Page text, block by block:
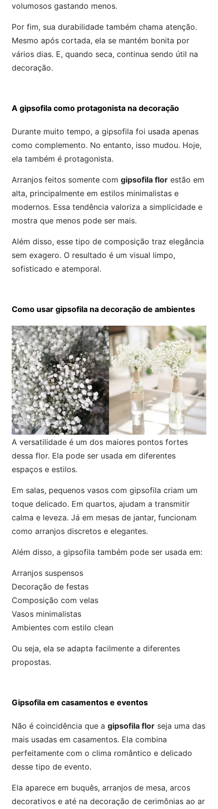
volumosos gastando menos.
Por fim, sua durabilidade também chama atenção.
Mesmo após cortada, ela se mantém bonita por
vários dias. E, quando seca, continua sendo útil na
decoração.
A gipsofila como protagonista na decoração
Durante muito tempo, a gipsofila foi usada apenas
como complemento. No entanto, isso mudou. Hoje,
ela também é protagonista.
Arranjos feitos somente com gipsofila flor estão em
alta, principalmente em estilos minimalistas e
modernos. Essa tendência valoriza a simplicidade e
mostra que menos pode ser mais.
Além disso, esse tipo de composição traz elegância
sem exagero. O resultado é um visual limpo,
sofisticado e atemporal.
Como usar gipsofila na decoração de ambientes
A versatilidade é um dos maiores pontos fortes
dessa flor. Ela pode ser usada em diferentes
espaços e estilos.
Em salas, pequenos vasos com gipsofila criam um
toque delicado. Em quartos, ajudam a transmitir
calma e leveza. Já em mesas de jantar, funcionam
como arranjos discretos e elegantes.
Além disso, a gipsofila também pode ser usada em:
Arranjos suspensos
Decoração de festas
Composição com velas
Vasos minimalistas
Ambientes com estilo clean
Ou seja, ela se adapta facilmente a diferentes
propostas.
Gipsofila em casamentos e eventos
Não é coincidência que a gipsofila flor seja uma das
mais usadas em casamentos. Ela combina
perfeitamente com o clima romântico e delicado
desse tipo de evento.
Ela aparece em buquês, arranjos de mesa, arcos
decorativos e até na decoração de cerimônias ao ar